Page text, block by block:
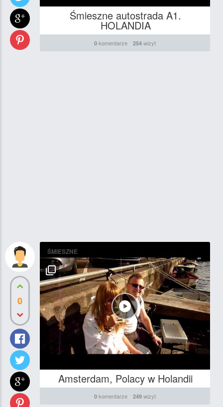
Śmieszne autostrada A1.
HOLANDIA
0 komentarze 254 wizyt
0
ŚMIESZNE
Amsterdam, Polacy w Holandii
0 komentarze 249 wizyt